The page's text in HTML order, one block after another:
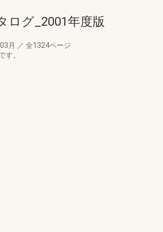
ログ_2001年度版
月 ／ 全1324ページ
す。